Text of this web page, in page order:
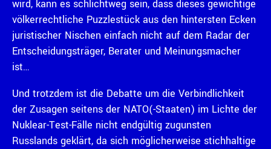
wird, kann es schlichtweg sein, dass dieses gewichtige
völkerrechtliche Puzzlestück aus den hintersten Ecken
juristischer Nischen einfach nicht auf dem Radar der
Entscheidungsträger, Berater und Meinungsmacher
ist…
Und trotzdem ist die Debatte um die Verbindlichkeit
der Zusagen seitens der NATO(-Staaten) im Lichte der
Nuklear-Test-Fälle nicht endgültig zugunsten
Russlands geklärt, da sich möglicherweise stichhaltige